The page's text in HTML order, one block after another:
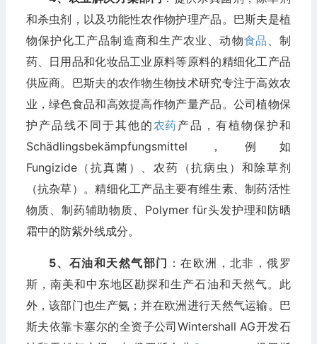
和杀虫剂，以及功能性农作物护理产品。巴斯夫是植
物保护化工产品制造商和生产农业、动物食品 、制
药、日用品和化妆品工业原料等原料的精细化工产品
供应商。巴斯夫的农作物生物技术研究专注于高效农
业，绿色食品和高效提高作物产量产品。公司植物保
护产品线不同于其他的农药产品，有植物保护和
Schädlingsbekämpfungsmittel，例如
Fungizide（抗真菌）、农药（抗病虫）和除草剂
（抗杂草）。精细化工产品主要有维生素、制药活性
物质、制药辅助物质、Polymer für头发护理和防晒
霜中的防紫外线成分。
5、石油和天然气部门 ：在欧洲，北非，俄罗
斯，南美和中东地区勘探和生产石油和天然气。此
外，该部门也生产氨；并在欧洲进行天然气运输。巴
斯夫依靠卡塞尔的全资子公司Wintershall AG开发石